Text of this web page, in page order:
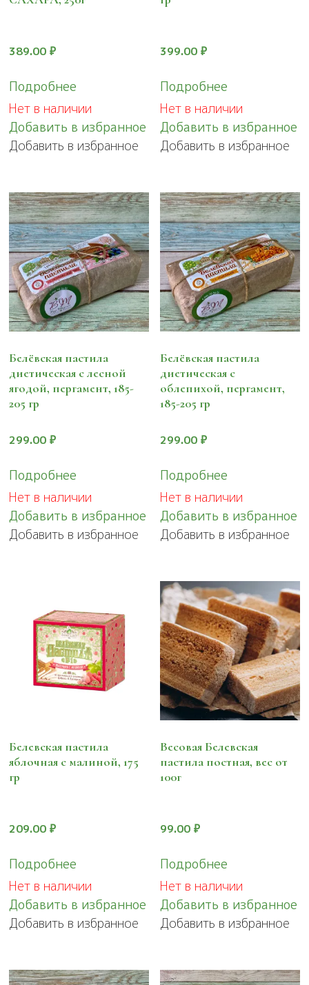
389.00 ₽
Подробнее
Нет в наличии
Добавить в избранное
Добавить в избранное
399.00₽
Подробнее
Нет в наличии
Добавить в избранное
Добавить в избранное
Белёвская пастила
диетическая с лесной
ягодой, пергамент, 185-
205 гр
299.00 ₽
Подробнее
Нет в наличии
Добавить в избранное
Добавить в избранное
Белёвская пастила
диетическая с
облепихой, пергамент,
185-205 гр
299.00₽
Подробнее
Нет в наличии
Добавить в избранное
Добавить в избранное
Белевская пастила
яблочная с малиной, 175
гр
209.00 ₽
Подробнее
Нет в наличии
Добавить в избранное
Добавить в избранное
Весовая Белевская
пастила постная, вес от
100г
99.00₽
Подробнее
Нет в наличии
Добавить в избранное
Добавить в избранное